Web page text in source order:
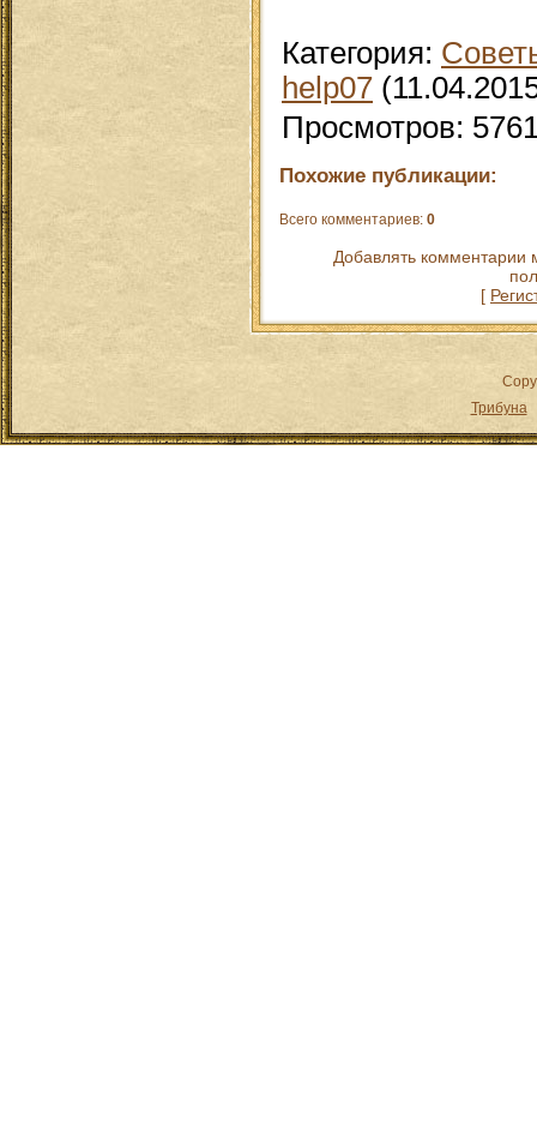
Категория:
help07
Просмотров:
Похожие публикации:
Всего комментариев: 0
Добавлять комментарии
[
Трибуна